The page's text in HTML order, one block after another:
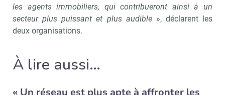
les agents immobiliers, qui contribueront ainsi à un
secteur plus puissant et plus audible», déclarent les
deux organisations.
À lire aussi…
« Un réseau est plus apte à affronter les
Valider